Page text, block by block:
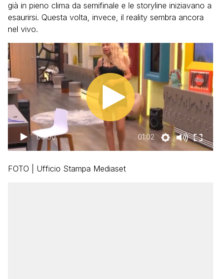
già in pieno clima da semifinale e le storyline iniziavano a
esaurirsi. Questa volta, invece, il reality sembra ancora
nel vivo.
00:00 01:02
FOTO | Ufficio Stampa Mediaset